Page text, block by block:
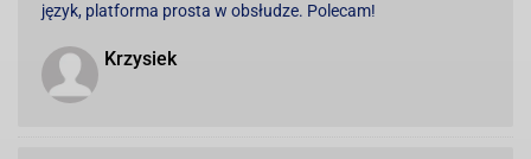
język, platforma prosta w obsłudze. Polecam!
Krzysiek